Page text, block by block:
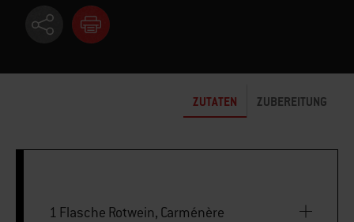
ZUTATEN ZUBEREITUNG
1 Flasche Rotwein, Carménère